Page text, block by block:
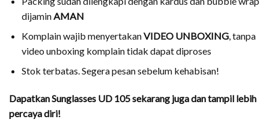
dijamin AMAN
Komplain wajib menyertakanVIDEO UNBOXING, tanpa
video unboxing komplain tidak dapat diproses
Stok terbatas. Segera pesan sebelum kehabisan!
Dapatkan Sunglasses UD 105 sekarang juga dan tampil lebih
percaya diri!